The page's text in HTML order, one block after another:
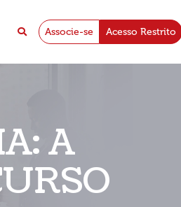
Associe-se Acesso Restrito
A